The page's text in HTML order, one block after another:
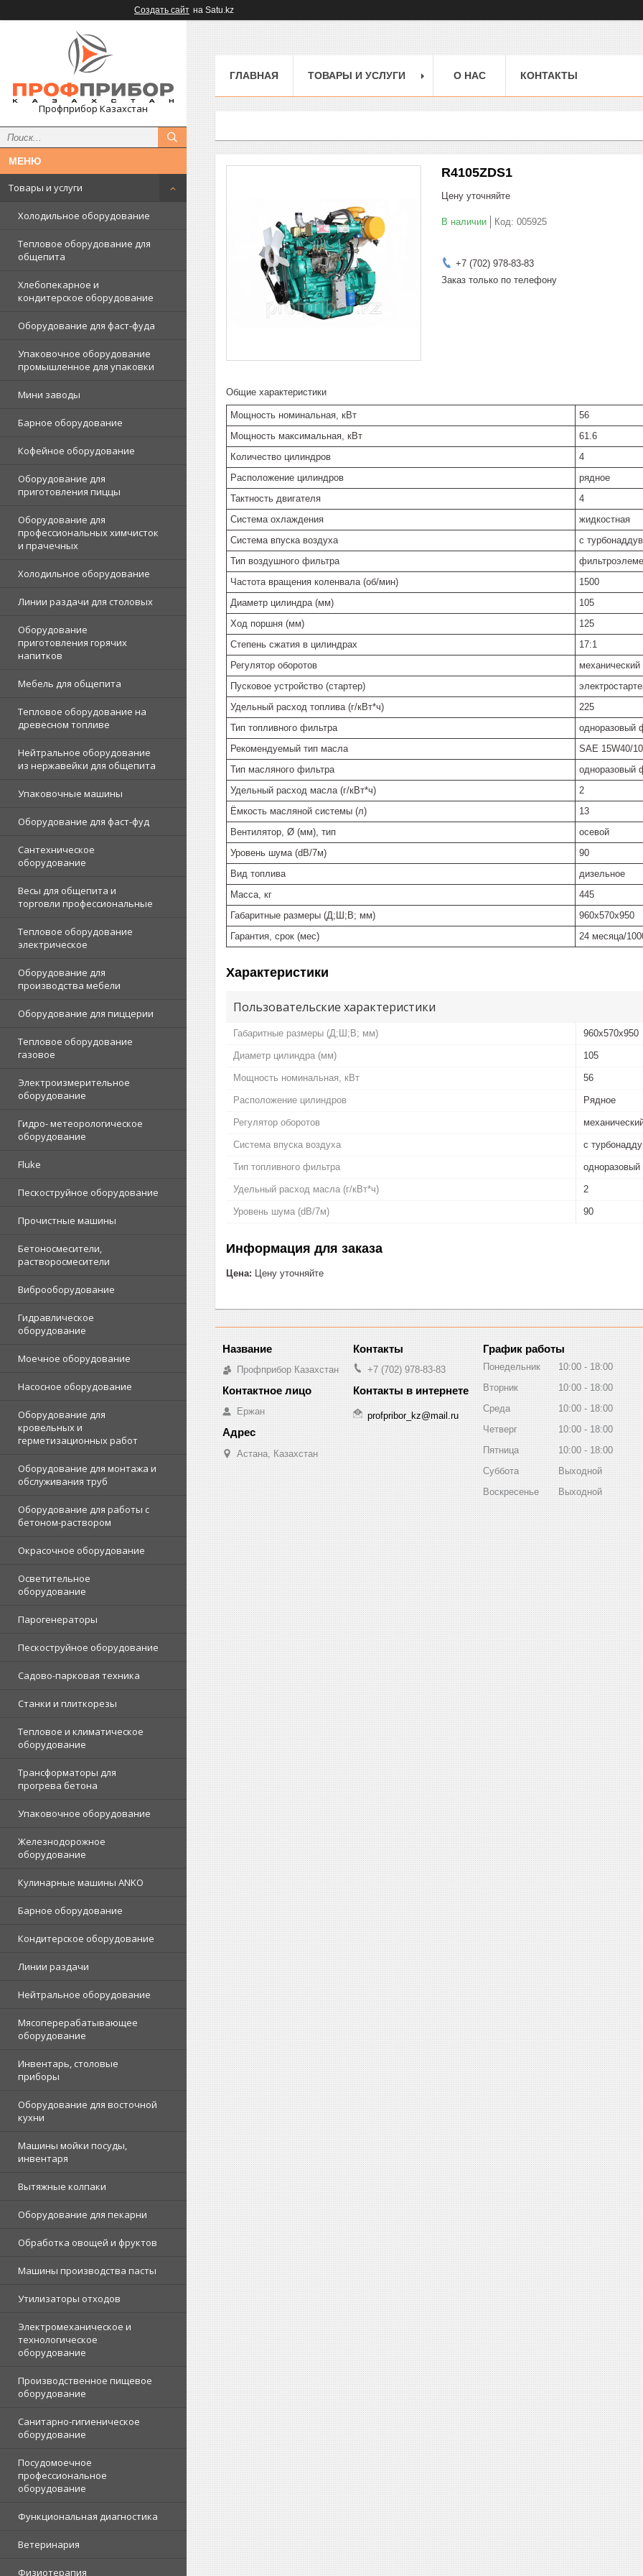
Создать сайт на Satu.kz
Профприбор Казахстан
Товары и услуги
Холодильное оборудование
Тепловое оборудование для
общепита
Хлебопекарное и
кондитерское оборудование
Оборудование для фаст-фуда
Упаковочное оборудование
промышленное для упаковки
Мини заводы
Барное оборудование
Кофейное оборудование
Оборудование для
приготовления пиццы
Оборудование для
профессиональных химчисток
и прачечных
Холодильное оборудование
Линии раздачи для столовых
Оборудование
приготовления горячих
напитков
Мебель для общепита
Тепловое оборудование на
древесном топливе
Нейтральное оборудование
из нержавейки для общепита
Упаковочные машины
Оборудование для фаст-фуд
Сантехническое
оборудование
Весы для общепита и
торговли профессиональные
Тепловое оборудование
электрическое
Оборудование для
производства мебели
Оборудование для пиццерии
Тепловое оборудование
газовое
Электроизмерительное
оборудование
Гидро- метеорологическое
оборудование
Fluke
Пескоструйное оборудование
Прочистные машины
Бетоносмесители,
растворосмесители
Виброоборудование
Гидравлическое
оборудование
Моечное оборудование
Насосное оборудование
Оборудование для
кровельных и
герметизационных работ
Оборудование для монтажа и
обслуживания труб
Оборудование для работы с
бетоном-раствором
Окрасочное оборудование
Осветительное
оборудование
Парогенераторы
Пескоструйное оборудование
Садово-парковая техника
Станки и плиткорезы
Тепловое и климатическое
оборудование
Трансформаторы для
прогрева бетона
Упаковочное оборудование
Железнодорожное
оборудование
Кулинарные машины ANKO
Барное оборудование
Кондитерское оборудование
Линии раздачи
Нейтральное оборудование
Мясоперерабатывающее
оборудование
Инвентарь, столовые
приборы
Оборудование для восточной
кухни
Машины мойки посуды,
инвентаря
Вытяжные колпаки
Оборудование для пекарни
Обработка овощей и фруктов
Машины производства пасты
Утилизаторы отходов
Электромеханическое и
технологическое
оборудование
Производственное пищевое
оборудование
Санитарно-гигиеническое
оборудование
Посудомоечное
профессиональное
оборудование
Функциональная диагностика
Ветеринария
Физиотерапия
ГЛАВНАЯ ТОВАРЫ И УСЛУГИ О НАС КОНТАКТЫ
R4105ZDS1
Цену уточняйте
В наличии Код: 005925
+7 (702) 978-83-83
Заказ только по телефону
Общие характеристики
Мощность номинальная, кВт
56
Мощность максимальная, кВт
61.6
Количество цилиндров
4
Расположение цилиндров
рядное
Тактность двигателя
4
Система охлаждения
жидкостная
Система впуска воздуха
с
Тип воздушного фильтра
Частота вращения коленвала (об/мин)
1500
Диаметр цилиндра (мм)
105
Ход поршня (мм)
125
Степень сжатия в цилиндрах
17:1
Регулятор оборотов
механический
Пусковое устройство (стартер)
Удельный расход топлива (г/кВт*ч)
225
Тип топливного фильтра
одноразовый
Рекомендуемый тип масла
SAE 15W40/
Тип масляного фильтра
одноразовый
Удельный расход масла (г/кВт*ч)
2
Ёмкость масляной системы (л)
13
Вентилятор, Ø (мм), тип
осевой
Уровень шума (dB/7м)
90
Вид топлива
дизельное
Масса, кг
445
Габаритные размеры (Д;Ш;В; мм)
960x570x950
Гарантия, срок (мес)
24 месяца/
Характеристики
Пользовательские характеристики
Габаритные размеры (Д;Ш;В; мм) 960x570x950
Диаметр цилиндра (мм) 105
Мощность номинальная, кВт 56
Расположение цилиндров Рядное
Регулятор оборотов
Система впуска воздуха с
Тип топливного фильтра
Удельный расход масла (г/кВт*ч) 2
Уровень шума (dB/7м) 90
Информация для заказа
Цена: Цену уточняйте
Профприбор Казахстан
Ержан
Астана, Казахстан
+7 (702) 978-83-83
profpribor_kz@mail.ru
График работы
Понедельник 10:00
18:00
Вторник
10:00
18:00
Среда
10:00
18:00
Четверг
10:00
18:00
Пятница
10:00
18:00
Суббота
Выходной
Воскресенье
Выходной